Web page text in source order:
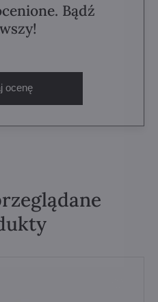
Bądź
ocenę